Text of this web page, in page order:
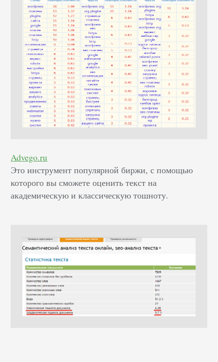
Advego.ru
Это инструмент популярной биржи, с помощью
которого вы сможете оценить текст на
академическую и классическую тошноту.